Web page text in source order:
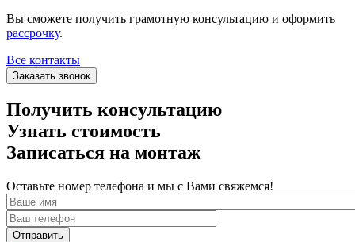
Вы сможете получить грамотную консультацию и оформить
рассрочку.
Все контакты
Заказать звонок
Получить консультацию
Узнать стоимость
Записаться на монтаж
Оставьте номер телефона и мы с Вами свяжемся!